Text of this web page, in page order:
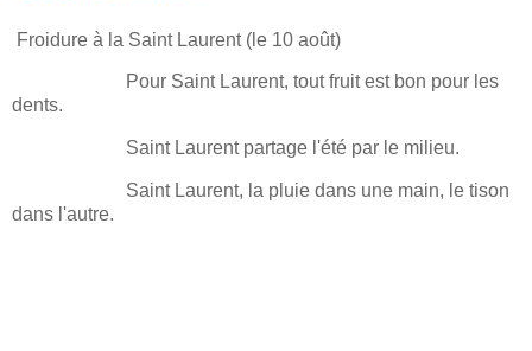
Froidure à la Saint Laurent (le 10 août)
Pour Saint Laurent, tout fruit est bon pour les
dents.
Saint Laurent partage l'été par le milieu.
Saint Laurent, la pluie dans une main, le tison
dans l'autre.